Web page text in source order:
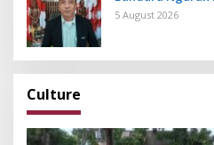
Operasional
5 August 2026
Culture